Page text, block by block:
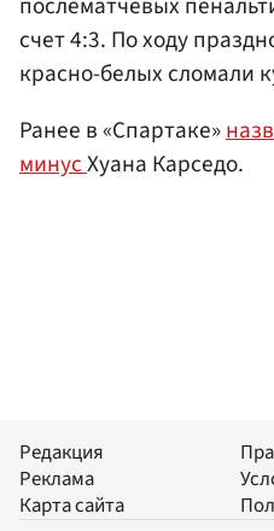
счет 4:3. По ходу
красно-белых сломали
Ранее в «Спартаке»
минусХуана Карседо.
Редакция
Реклама
Карта сайта